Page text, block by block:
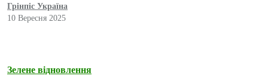
Грінпіс Україна
10 Вересня 2025
Зелене відновлення